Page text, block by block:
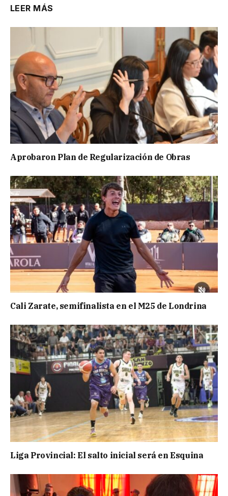
LEER MÁS
Aprobaron Plan de Regularización de Obras
Cali Zarate, semifinalista en el M25 de Londrina
Liga Provincial: El salto inicial será en Esquina